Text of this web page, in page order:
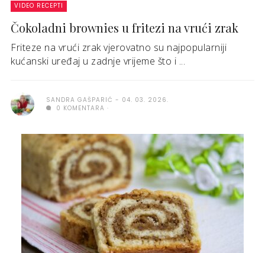
VIDEO RECEPTI
Čokoladni brownies u fritezi na vrući zrak
Friteze na vrući zrak vjerovatno su najpopularniji
kućanski uređaj u zadnje vrijeme što i ...
SANDRA GAŠPARIĆ
04. 03. 2026.
0 KOMENTARA